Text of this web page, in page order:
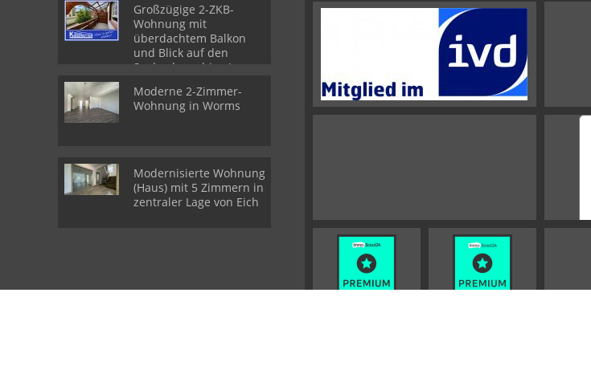
Großzügige 2-ZKB-
Wohnung mit
überdachtem Balkon
und Blick auf den
Seebach - ruhige Lage
Moderne 2-Zimmer-
Wohnung in Worms
Modernisierte Wohnung
(Haus) mit 5 Zimmern in
zentraler Lage von Eich